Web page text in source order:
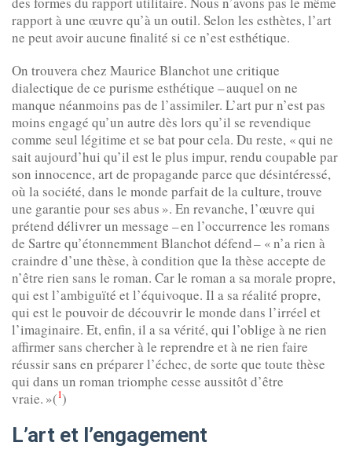
rapport à une œuvre qu’à un outil. Selon les esthètes, l’art
ne peut avoir aucune finalité si ce n’est esthétique.
On trouvera chez Maurice Blanchot une critique
dialectique de ce purisme esthétique – auquel on ne
manque néanmoins pas de l’assimiler. L’art pur n’est pas
moins engagé qu’un autre dès lors qu’il se revendique
comme seul légitime et se bat pour cela. Du reste, « qui ne
sait aujourd’hui qu’il est le plus impur, rendu coupable par
son innocence, art de propagande parce que désintéressé,
où la société, dans le monde parfait de la culture, trouve
une garantie pour ses abus ». En revanche, l’œuvre qui
prétend délivrer un message – en l’occurrence les romans
de Sartre qu’étonnemment Blanchot défend – « n’a rien à
craindre d’une thèse, à condition que la thèse accepte de
n’être rien sans le roman. Car le roman a sa morale propre,
qui est l’ambiguïté et l’équivoque. Il a sa réalité propre,
qui est le pouvoir de découvrir le monde dans l’irréel et
l’imaginaire. Et, enfin, il a sa vérité, qui l’oblige à ne rien
affirmer sans chercher à le reprendre et à ne rien faire
réussir sans en préparer l’échec, de sorte que toute thèse
qui dans un roman triomphe cesse aussitôt d’être
vraie. »(1)
L’art et l’engagement